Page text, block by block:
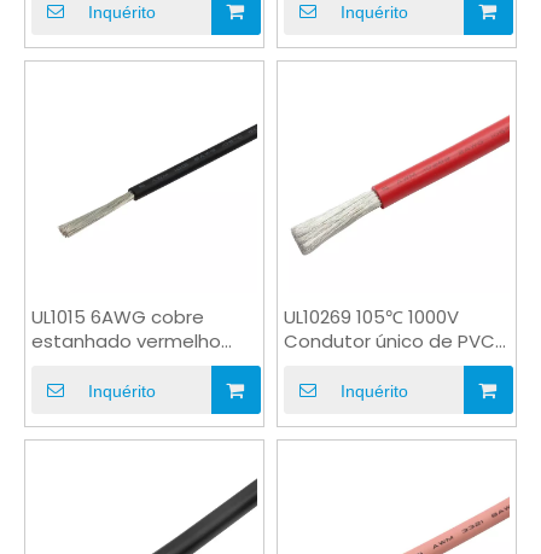
Inquérito Inquérito
UL1015 6AWG cobre
estanhado vermelho
aparelhoInquérito
UL10269 105℃ 1000V
Condutor único de PVC
Inquérito